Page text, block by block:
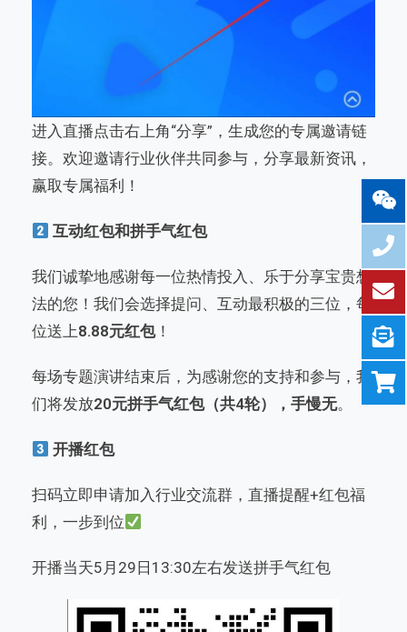
进入直播点击右上角“分享”，生成您的专属邀请链
接。欢迎邀请行业伙伴共同参与，分享最新资讯，
赢取专属福利！
互动红包和拼手气红包
我们诚挚地感谢每一位热情投入、乐于分享宝贵想
法的您！我们会选择提问、互动最积极的三位，每
位送上8.88元红包！
每场专题演讲结束后，为感谢您的支持和参与，我
们将发放20元拼手气红包（共4轮），手慢无。
开播红包
扫码立即申请加入行业交流群，直播提醒+红包福
利，一步到位
开播当天5月29日13:30左右发送拼手气红包